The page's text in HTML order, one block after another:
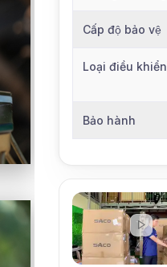
Cấp độ bảo vệ
Loại điều khiển
Bảo hành